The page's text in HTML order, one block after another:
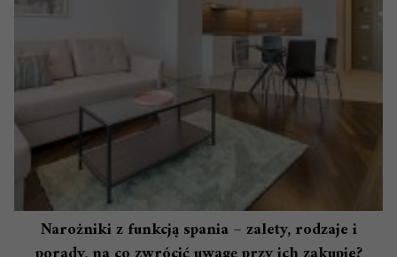
Narożniki z funkcją spania – zalety, rodzaje i